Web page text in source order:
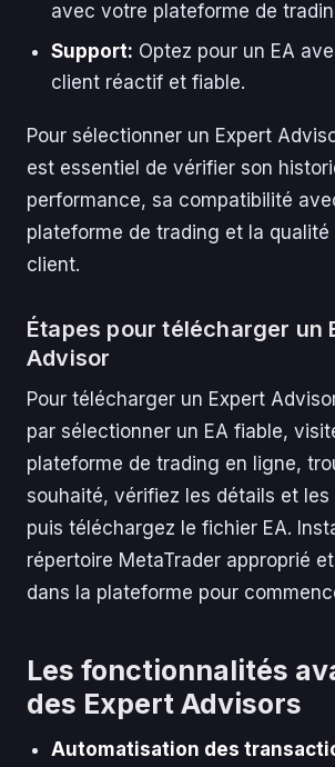
avec votre plateforme de
Support: Optez pour un EA
client réactif et fiable.
Pour sélectionner un Expert
est essentiel de vérifier son
performance, sa compatibilité
plateforme de trading et la qualité
client.
Étapes pour télécharger un
Advisor
Pour télécharger un Expert
par sélectionner un EA fiable,
plateforme de trading en ligne,
souhaité, vérifiez les détails et
puis téléchargez le fichier EA.
répertoire MetaTrader approprié
dans la plateforme pour
Les fonctionnalités
des Expert Advisors
Automatisation des